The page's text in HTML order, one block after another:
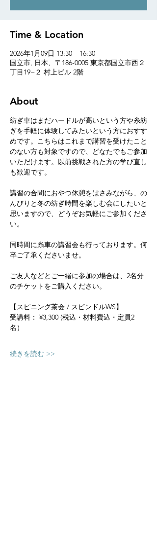
Time & Location
2026年1月09日 13:30 – 16:30
国立市, 日本、〒186-0005 東京都国立市西２
丁目19−２ 村上ビル 2階
About
紡ぎ車はまだハードルが高いという方や糸紡
ぎを手軽に体験してみたいという方におすす
めです。こちらはこれまで講習を受けたこと
のない方も対象ですので、どなたでもご参加
いただけます。以前挑戦された方の学び直し
も歓迎です。
講習の合間におやつ休憩をはさみながら、の
んびりと冬の紡ぎ時間を楽しむ会にしたいと
思いますので、どうぞお気軽にご参加くださ
い。
同時間に糸車の講習会も行っております。何
卒ご了承くださいませ。
ご友人などとご一緒に参加の場合は、2名分
のチケットをご購入ください。
【スピニング茶会 / スピンドルWS】
受講料： ¥3,300 (税込・材料費込・定員2
名）
続きを読む >>